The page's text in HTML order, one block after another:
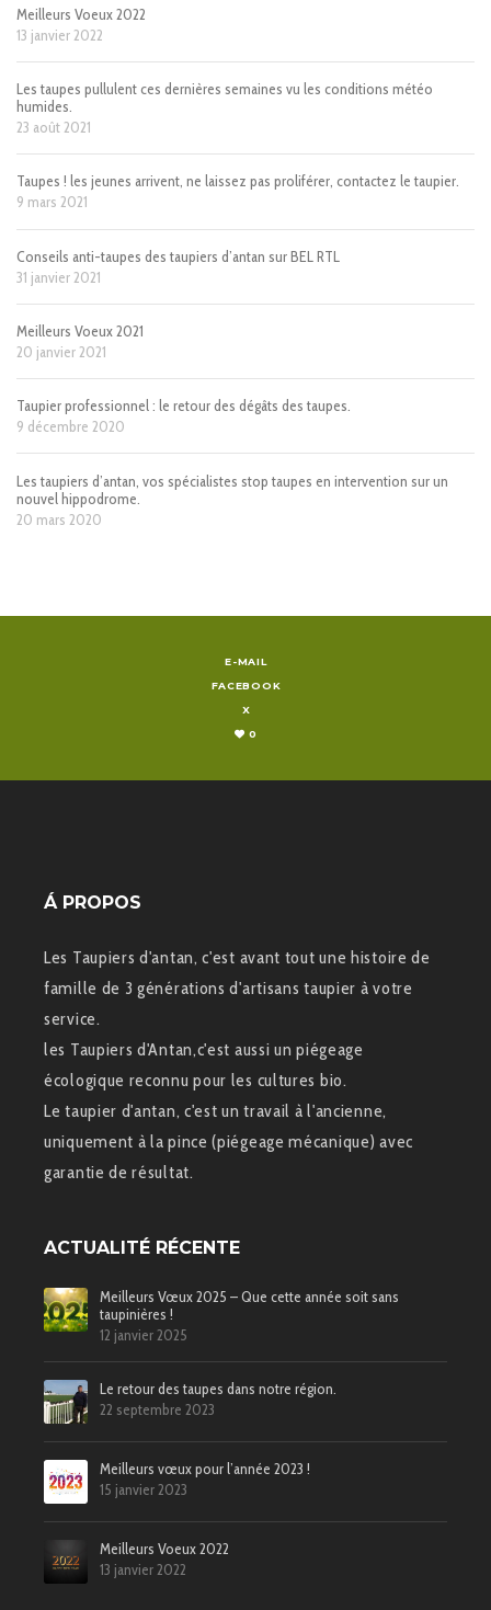
Meilleurs Voeux 2022
13 janvier 2022
Les taupes pullulent ces dernières semaines vu les conditions météo
humides.
23 août 2021
Taupes ! les jeunes arrivent, ne laissez pas proliférer, contactez le taupier.
9 mars 2021
Conseils anti-taupes des taupiers d’antan sur BEL RTL
31 janvier 2021
Meilleurs Voeux 2021
20 janvier 2021
Taupier professionnel : le retour des dégâts des taupes.
9 décembre 2020
Les taupiers d’antan, vos spécialistes stop taupes en intervention sur un
nouvel hippodrome.
20 mars 2020
E-MAIL
FACEBOOK
X
0
Á PROPOS
Les Taupiers d'antan, c'est avant tout une histoire de
famille de 3 générations d'artisans taupier à votre
service.
les Taupiers d'Antan,c'est aussi un piégeage
écologique reconnu pour les cultures bio.
Le taupier d'antan, c'est un travail à l'ancienne,
uniquement à la pince (piégeage mécanique) avec
garantie de résultat.
ACTUALITÉ RÉCENTE
Meilleurs Vœux 2025 – Que cette année soit sans
taupinières !
12 janvier 2025
Le retour des taupes dans notre région.
22 septembre 2023
Meilleurs vœux pour l’année 2023 !
15 janvier 2023
Meilleurs Voeux 2022
13 janvier 2022